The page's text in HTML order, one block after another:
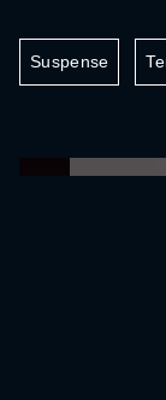
Suspense